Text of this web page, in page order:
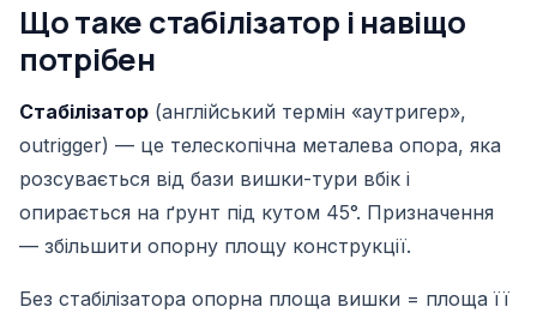
Що таке стабілізатор і навіщо
потрібен
Стабілізатор (англійський термін «аутригер»,
outrigger) — це телескопічна металева опора, яка
розсувається від бази вишки-тури вбік і
опирається на ґрунт під кутом 45°. Призначення
— збільшити опорну площу конструкції.
Без стабілізатора опорна площа вишки = площа її